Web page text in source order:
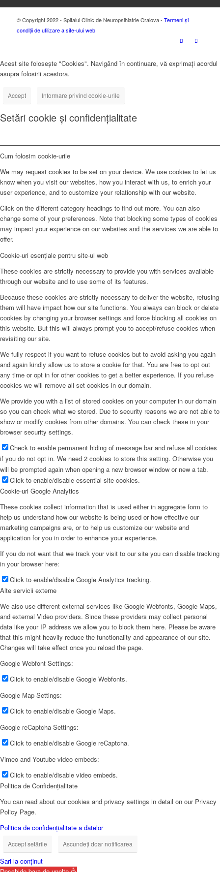
© Copyright 2022 - Spitalul Clinic de Neuropsihiatrie Craiova - Termeni și
condiții de utilizare a site-ului web
Acest site folosește "Cookies". Navigând în continuare, vă exprimați acordul
asupra folosirii acestora.
Accept Informare privind cookie-urile
Setări cookie și confidențialitate
Cum folosim cookie-urile
We may request cookies to be set on your device. We use cookies to let us
know when you visit our websites, how you interact with us, to enrich your
user experience, and to customize your relationship with our website.
Click on the different category headings to find out more. You can also
change some of your preferences. Note that blocking some types of cookies
may impact your experience on our websites and the services we are able to
offer.
Cookie-uri esențiale pentru site-ul web
These cookies are strictly necessary to provide you with services available
through our website and to use some of its features.
Because these cookies are strictly necessary to deliver the website, refusing
them will have impact how our site functions. You always can block or delete
cookies by changing your browser settings and force blocking all cookies on
this website. But this will always prompt you to accept/refuse cookies when
revisiting our site.
We fully respect if you want to refuse cookies but to avoid asking you again
and again kindly allow us to store a cookie for that. You are free to opt out
any time or opt in for other cookies to get a better experience. If you refuse
cookies we will remove all set cookies in our domain.
We provide you with a list of stored cookies on your computer in our domain
so you can check what we stored. Due to security reasons we are not able to
show or modify cookies from other domains. You can check these in your
browser security settings.
Check to enable permanent hiding of message bar and refuse all cookies
if you do not opt in. We need 2 cookies to store this setting. Otherwise you
will be prompted again when opening a new browser window or new a tab.
Click to enable/disable essential site cookies.
Cookie-uri Google Analytics
These cookies collect information that is used either in aggregate form to
help us understand how our website is being used or how effective our
marketing campaigns are, or to help us customize our website and
application for you in order to enhance your experience.
If you do not want that we track your visit to our site you can disable tracking
in your browser here:
Click to enable/disable Google Analytics tracking.
Alte servicii externe
We also use different external services like Google Webfonts, Google Maps,
and external Video providers. Since these providers may collect personal
data like your IP address we allow you to block them here. Please be aware
that this might heavily reduce the functionality and appearance of our site.
Changes will take effect once you reload the page.
Google Webfont Settings:
Click to enable/disable Google Webfonts.
Google Map Settings:
Click to enable/disable Google Maps.
Google reCaptcha Settings:
Click to enable/disable Google reCaptcha.
Vimeo and Youtube video embeds:
Click to enable/disable video embeds.
Politica de Confidențialitate
You can read about our cookies and privacy settings in detail on our Privacy
Policy Page.
Politica de confidențialitate a datelor
Accept setările Ascundeți doar notificarea
Sari la conținut